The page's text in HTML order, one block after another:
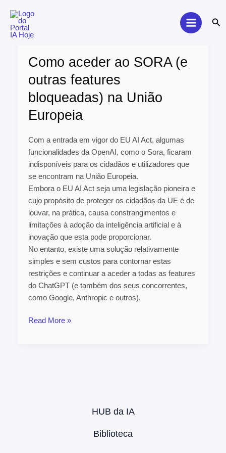
content
Como aceder ao SORA (e
outras features
bloqueadas) na União
Europeia
Com a entrada em vigor do EU AI Act, algumas
funcionalidades da OpenAI, como o Sora, ficaram
indisponíveis para os cidadãos e utilizadores que
se encontram na União Europeia.
Embora o EU AI Act seja uma legislação pioneira e
cujo propósito de proteger os cidadãos da UE é de
louvar, na prática, causa constrangimentos e
limitações à adoção da inteligência artificial e à
inovação que esta pode proporcionar.
No entanto, existe uma solução relativamente
simples e sem custos para contornar estas
restrições e continuar a aceder a todas as features
do ChatGPT (e também dos seus concorrentes,
como Google, Anthropic e outros).
Como
ao
(e
outras
features
bloqueadas)
União
Europeia
Read More »
HUB da IA
Biblioteca